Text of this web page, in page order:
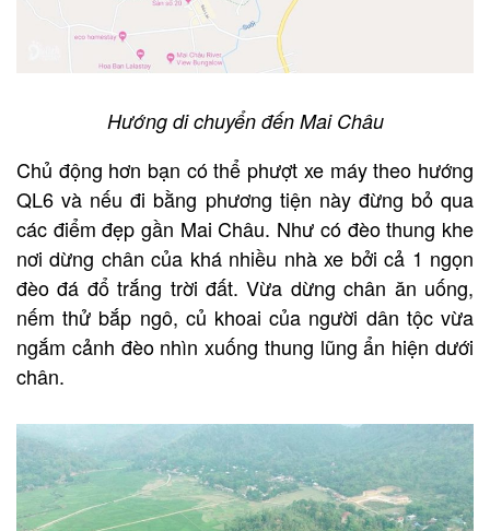
Hướng di chuyển đến Mai Châu
Chủ động hơn bạn có thể phượt xe máy theo hướng
QL6 và nếu đi bằng phương tiện này đừng bỏ qua
các điểm đẹp gần Mai Châu. Như có đèo thung khe
nơi dừng chân của khá nhiều nhà xe bởi cả 1 ngọn
đèo đá đổ trắng trời đất. Vừa dừng chân ăn uống,
nếm thử bắp ngô, củ khoai của người dân tộc vừa
ngắm cảnh đèo nhìn xuống thung lũng ẩn hiện dưới
chân.